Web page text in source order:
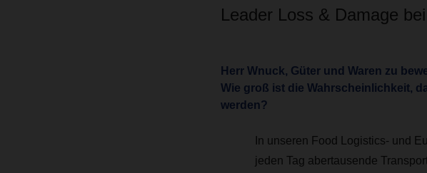
Leader Loss & Damage
Herr Wnuck, Güter und Waren zu
Wie groß ist die Wahrscheinlichkeit,
werden?
In unseren Food Logistics- und
jeden Tag abertausende